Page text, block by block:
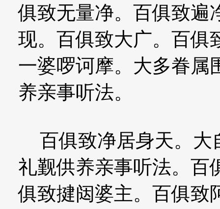
俱致无量净。百俱致遍
现。百俱致大广。百俱
一婆啰诃摩。大多眷属
养亲事听法。
百俱致净居身天。大
礼觐供养亲事听法。百
俱致揵闼婆主。百俱致